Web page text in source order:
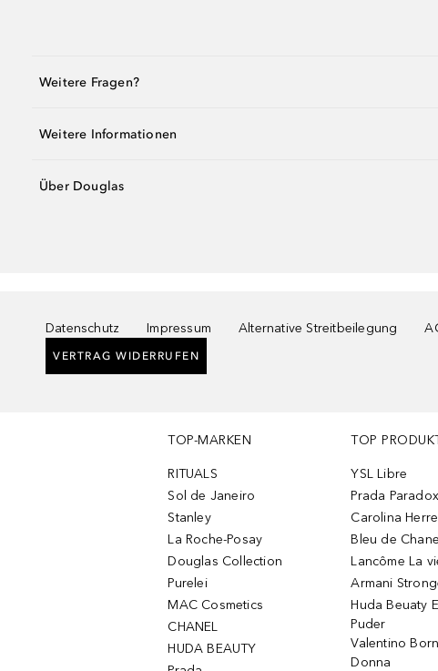
Weitere Fragen?
Weitere Informationen
Über Douglas
Datenschutz Impressum Alternative Streitbeilegung
VERTRAG WIDERRUFEN
TOP-MARKEN
RITUALS
Sol de Janeiro
Stanley
La Roche-Posay
Douglas Collection
Purelei
MAC Cosmetics
CHANEL
HUDA BEAUTY
TOP
YSL Libre
Prada
Carolina
Bleu de Chanel
Lancôme La
Armani
Huda Beuaty
Puder
Valentino
Donna